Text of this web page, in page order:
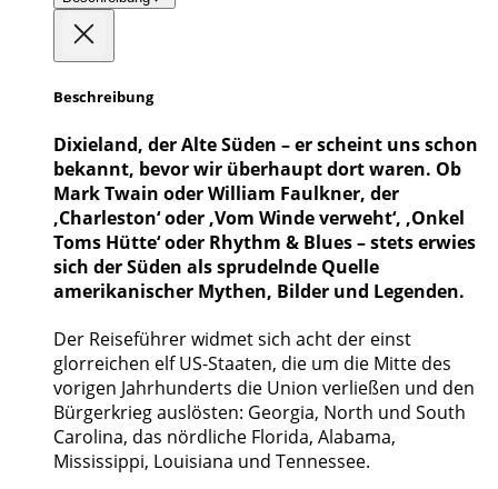
Beschreibung
Dixieland, der Alte Süden – er scheint uns schon
bekannt, bevor wir überhaupt dort waren. Ob
Mark Twain oder William Faulkner, der
‚Charleston‘ oder ‚Vom Winde verweht‘, ‚Onkel
Toms Hütte‘ oder Rhythm & Blues – stets erwies
sich der Süden als sprudelnde Quelle
amerikanischer Mythen, Bilder und Legenden.
Der Reiseführer widmet sich acht der einst
glorreichen elf US-Staaten, die um die Mitte des
vorigen Jahrhunderts die Union verließen und den
Bürgerkrieg auslösten: Georgia, North und South
Carolina, das nördliche Florida, Alabama,
Mississippi, Louisiana und Tennessee.